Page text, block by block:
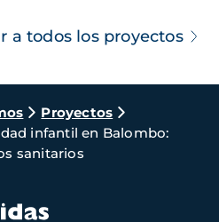
a todos los proyectos
Proyectos
infantil en Balombo:
sanitarios